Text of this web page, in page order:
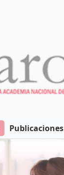
Publicaciones